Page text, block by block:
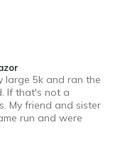
large 5k and ran the
If that's not a
My friend and sister
run and were